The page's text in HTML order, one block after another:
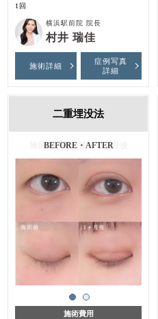
1回
横浜駅前院 院長
村井 瑞佳
施術詳細
症例写真
詳細
二重埋没法
施術前・施術後・１ヶ月後
施術費用